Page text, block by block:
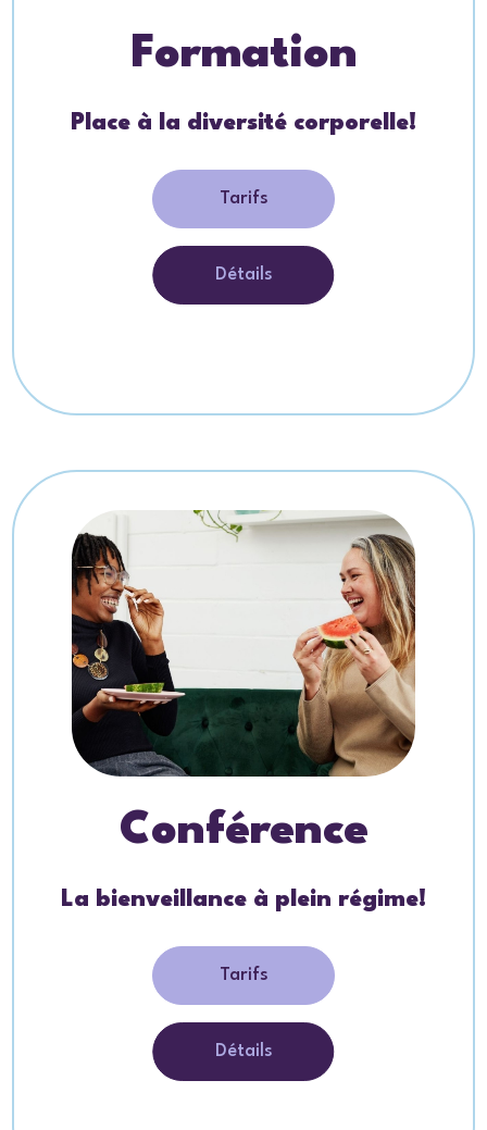
Formation
Place à la diversité corporelle!
Tarifs
Détails
Conférence
La bienveillance à plein régime!
Tarifs
Détails